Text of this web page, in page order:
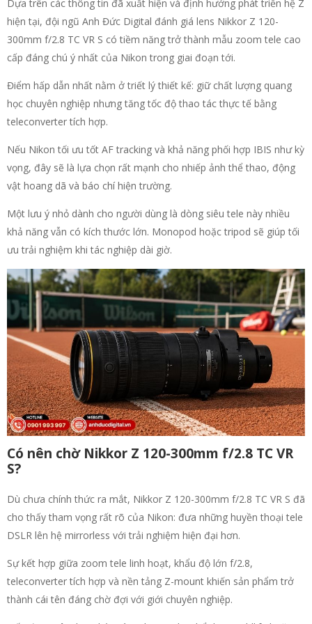
Dựa trên các thông tin đã xuất hiện và định hướng phát triển hệ Z
hiện tại, đội ngũ Anh Đức Digital đánh giá lens Nikkor Z 120-
300mm f/2.8 TC VR S có tiềm năng trở thành mẫu zoom tele cao
cấp đáng chú ý nhất của Nikon trong giai đoạn tới.
Điểm hấp dẫn nhất nằm ở triết lý thiết kế: giữ chất lượng quang
học chuyên nghiệp nhưng tăng tốc độ thao tác thực tế bằng
teleconverter tích hợp.
Nếu Nikon tối ưu tốt AF tracking và khả năng phối hợp IBIS như kỳ
vọng, đây sẽ là lựa chọn rất mạnh cho nhiếp ảnh thể thao, động
vật hoang dã và báo chí hiện trường.
Một lưu ý nhỏ dành cho người dùng là dòng siêu tele này nhiều
khả năng vẫn có kích thước lớn. Monopod hoặc tripod sẽ giúp tối
ưu trải nghiệm khi tác nghiệp dài giờ.
Có nên chờ Nikkor Z 120-300mm f/2.8 TC VR
S?
Dù chưa chính thức ra mắt, Nikkor Z 120-300mm f/2.8 TC VR S đã
cho thấy tham vọng rất rõ của Nikon: đưa những huyền thoại tele
DSLR lên hệ mirrorless với trải nghiệm hiện đại hơn.
Sự kết hợp giữa zoom tele linh hoạt, khẩu độ lớn f/2.8,
teleconverter tích hợp và nền tảng Z-mount khiến sản phẩm trở
thành cái tên đáng chờ đợi với giới chuyên nghiệp.